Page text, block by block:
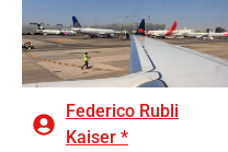
Federico Rubli
Kaiser *